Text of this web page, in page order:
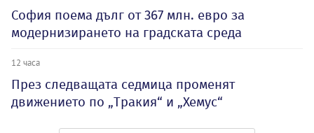
София поема дълг от 367 млн. евро за
модернизирането на градската среда
12 часа
През следващата седмица променят
движението по „Тракия“ и „Хемус“